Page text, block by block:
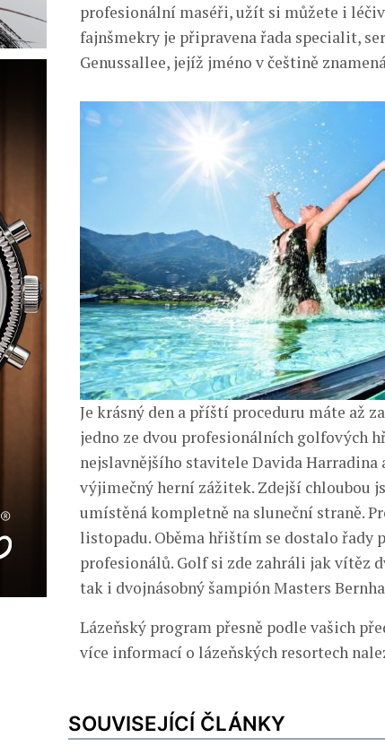
profesionální maséři, užít si můžete i
fajnšmekry je připravena řada specialit,
Genussallee, jejíž jméno v češtině
Je krásný den a příští proceduru máte až
jedno ze dvou profesionálních golfových
nejslavnějšího stavitele Davida Harradina
výjimečný herní zážitek. Zdejší chloubou
umístěná kompletně na sluneční straně.
listopadu. Oběma hřištím se dostalo řady
profesionálů. Golf si zde zahráli jak vítěz
tak i dvojnásobný šampión Masters
Lázeňský program přesně podle vašich
více informací o lázeňských resortech
SOUVISEJÍCÍ ČLÁNKY